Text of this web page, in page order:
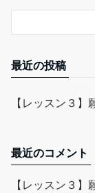
最近の投稿
【レッスン３
最近のコメント
【レッスン３